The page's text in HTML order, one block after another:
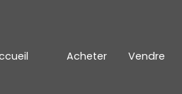
Acheter Vendre